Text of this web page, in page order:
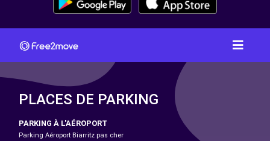
PLACES DE PARKING
PARKING À L'AÉROPORT
Parking Aéroport Biarritz pas cher